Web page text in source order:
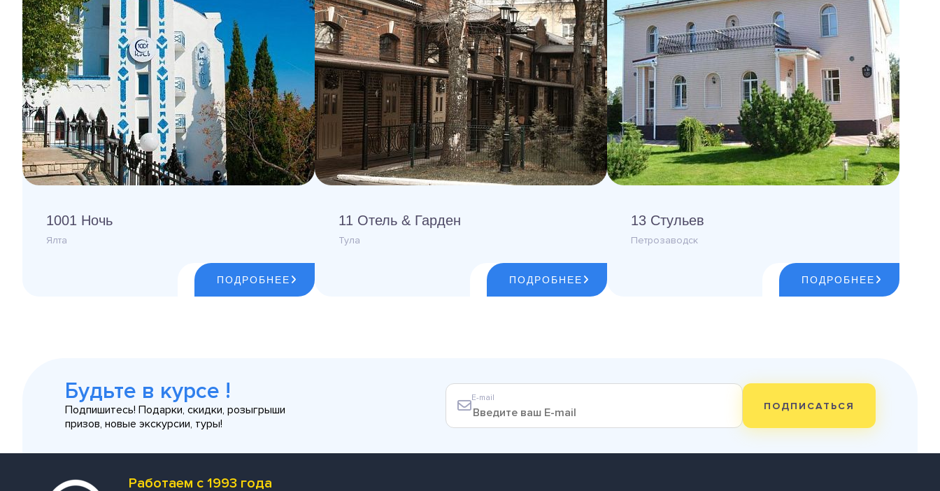
1001 Ночь
Ялта
ПОДРОБНЕЕ
11 Отель & Гарден
Тула
ПОДРОБНЕЕ
13 Стульев
Петрозаводск
ПОДРОБНЕЕ
Будьте в курсе !
Подпишитесь! Подарки, скидки, розыгрыши
призов, новые экскурсии, туры!
E-mail
ПОДПИСАТЬСЯ
Работаем с 1993 года